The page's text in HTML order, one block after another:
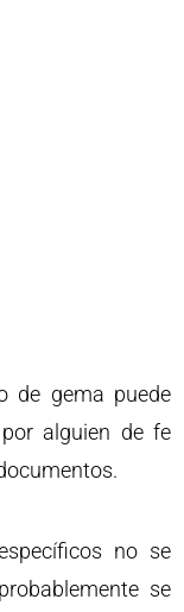
de gema puede
alguien de fe
no se
se